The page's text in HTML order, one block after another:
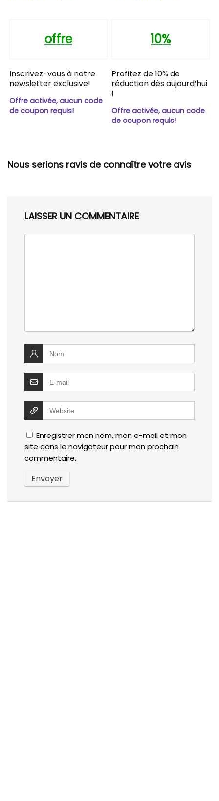
offre
Inscrivez-vous à notre
newsletter exclusive!
Offre activée, aucun code
de coupon requis!
10%
Profitez de 10% de
réduction dès aujourd’hui
!
Offre activée, aucun code
de coupon requis!
Nous serions ravis de connaître votre avis
LAISSER UN COMMENTAIRE
Enregistrer mon nom, mon e-mail et mon
site dans le navigateur pour mon prochain
commentaire.